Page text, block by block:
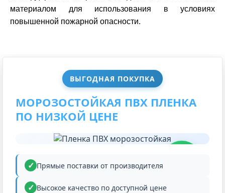
ВЫГОДНАЯ ПОКУПКА
МОРОЗОСТОЙКАЯ ПВХ ПЛЕНКА
ПО НИЗКОЙ ЦЕНЕ
Прямые поставки от производителя
Высокое качество по доступной цене
материалом для использования в условиях
повышенной пожарной опасности.